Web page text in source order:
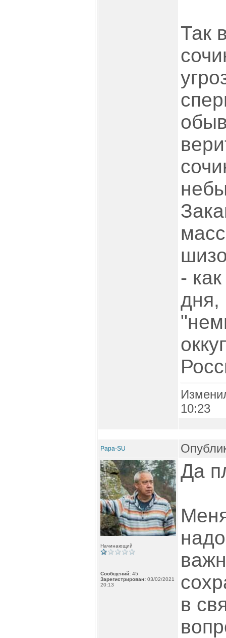
Так
-
дня,
10:23
Papa-SU
Начинающий
Сообщений: 45
Зарегистрирован: 03/02/2021
20:13
Да
в